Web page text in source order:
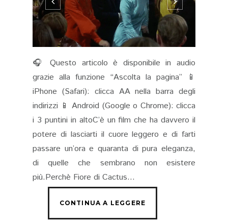
🎧 Questo articolo è disponibile in audio
grazie alla funzione “Ascolta la pagina” 📱
iPhone (Safari): clicca AA nella barra degli
indirizzi 📱 Android (Google o Chrome): clicca
i 3 puntini in altoC’è un film che ha davvero il
potere di lasciarti il cuore leggero e di farti
passare un’ora e quaranta di pura eleganza,
di quelle che sembrano non esistere
più.Perchè Fiore di Cactus...